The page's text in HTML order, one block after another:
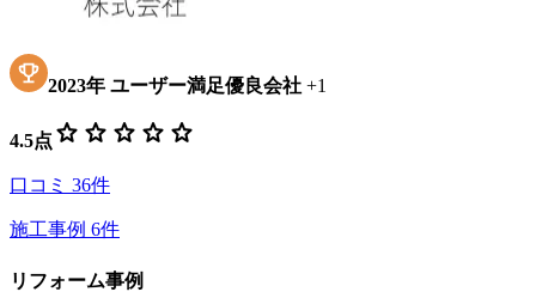
2023年 ユーザー満足優良会社 +1
4.5点 star star star star star
口コミ 36件
施工事例 6件
リフォーム事例